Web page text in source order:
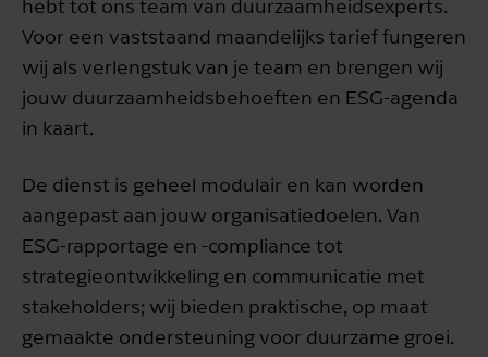
hebt tot ons team van duurzaamheidsexperts.
Voor een vaststaand maandelijks tarief fungeren
wij als verlengstuk van je team en brengen wij
jouw duurzaamheidsbehoeften en ESG-agenda
in kaart.
De dienst is geheel modulair en kan worden
aangepast aan jouw organisatiedoelen. Van
ESG-rapportage en -compliance tot
strategieontwikkeling en communicatie met
stakeholders; wij bieden praktische, op maat
gemaakte ondersteuning voor duurzame groei.